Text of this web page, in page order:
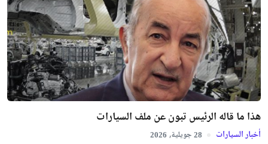
هذا ما قاله الرئيس تبون عن ملف السيارات
أخبار السيارات 28 جويلية, 2026